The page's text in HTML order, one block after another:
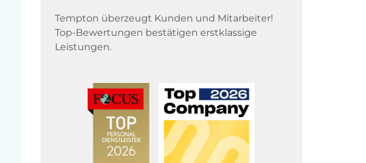
Tempton überzeugt Kunden und Mitarbeiter!
Top-Bewertungen bestätigen erstklassige
Leistungen.